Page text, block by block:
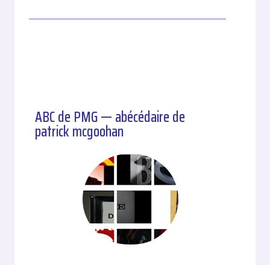
ABC de PMG — abécédaire de
patrick mcgoohan